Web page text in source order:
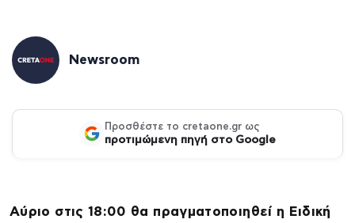
Newsroom
Προσθέστε το cretaone.gr ως
προτιμώμενη πηγή στο Google
Αύριο στις 18:00 θα πραγματοποιηθεί η Ειδική